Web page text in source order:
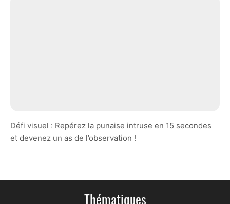
Défi visuel : Repérez la punaise intruse en 15 secondes
et devenez un as de l’observation !
Thématiques